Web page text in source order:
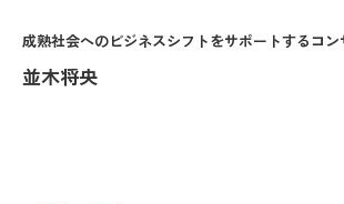
成熟社会へのビジネスシフトをサポートするコン
並木将央